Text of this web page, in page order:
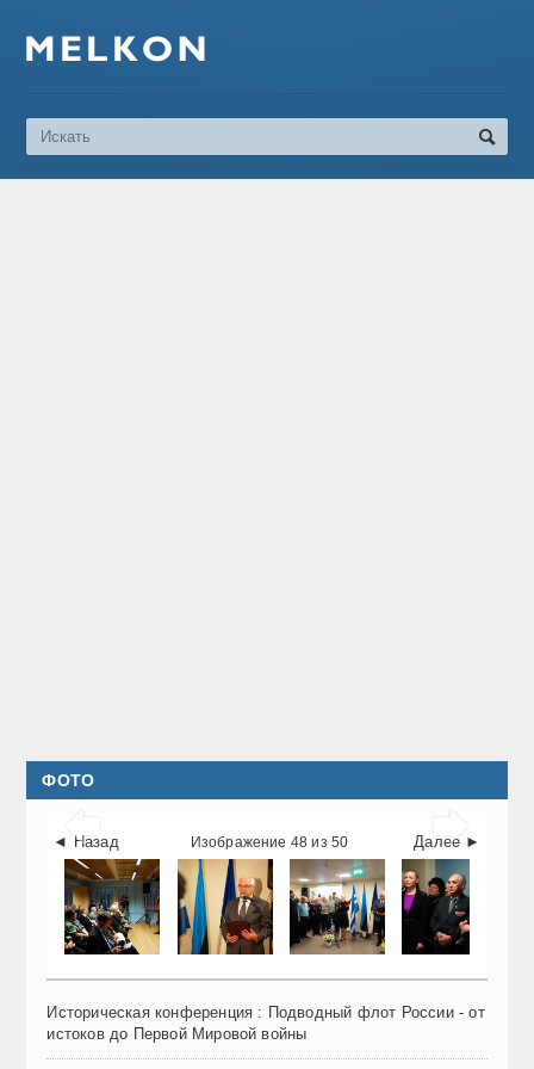
ФОТО
 
◄ Назад Далее ►
Изображение 48 из 50
Историческая конференция : Подводный флот России - от
истоков до Первой Мировой войны